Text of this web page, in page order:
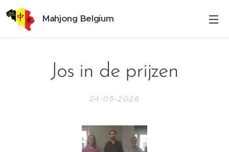
Mahjong Belgium
Jos in de prijzen
24-05-2026